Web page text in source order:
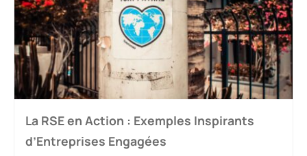
La RSE en Action : Exemples Inspirants
d’Entreprises Engagées